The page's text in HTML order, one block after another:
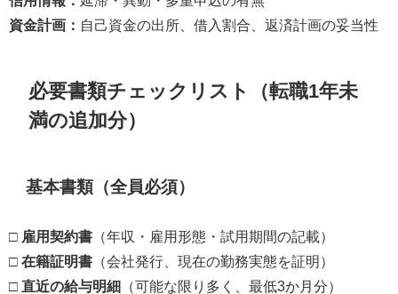
資金計画： 自己資金の出所、借入割合、返済計画の妥当性
必要書類チェックリスト（転職1年未
満の追加分）
基本書類（全員必須）
□ 雇用契約書 （年収・雇用形態・試用期間の記載）
□ 在籍証明書 （会社発行、現在の勤務実態を証明）
□ 直近の給与明細 （可能な限り多く、最低3か月分）